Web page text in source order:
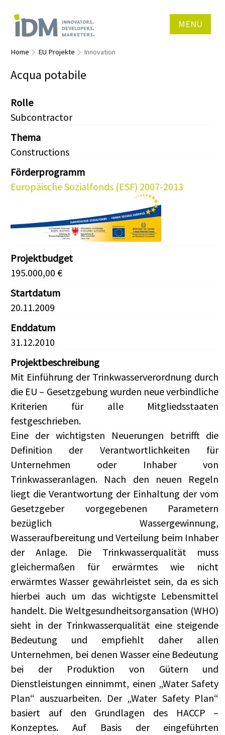
MENÜ
Home EU Projekte Innovation
Acqua potabile
Rolle
Subcontractor
Thema
Constructions
Förderprogramm
Europäische Sozialfonds (ESF) 2007-2013
Projektbudget
195.000,00 €
Startdatum
20.11.2009
Enddatum
31.12.2010
Projektbeschreibung
Mit Einführung der Trinkwasserverordnung durch
die EU – Gesetzgebung wurden neue verbindliche
Kriterien für alle Mitgliedsstaaten
festgeschrieben.
Eine der wichtigsten Neuerungen betrifft die
Definition der Verantwortlichkeiten für
Unternehmen oder Inhaber von
Trinkwasseranlagen. Nach den neuen Regeln
liegt die Verantwortung der Einhaltung der vom
Gesetzgeber vorgegebenen Parametern
bezüglich Wassergewinnung,
Wasseraufbereitung und Verteilung beim Inhaber
der Anlage. Die Trinkwasserqualität muss
gleichermaßen für erwärmtes wie nicht
erwärmtes Wasser gewährleistet sein, da es sich
hierbei auch um das wichtigste Lebensmittel
handelt. Die Weltgesundheitsorgansation (WHO)
sieht in der Trinkwasserqualität eine steigende
Bedeutung und empfiehlt daher allen
Unternehmen, bei denen Wasser eine Bedeutung
bei der Produktion von Gütern und
Dienstleistungen einnimmt, einen „Water Safety
Plan“ auszuarbeiten. Der „Water Safety Plan“
basiert auf den Grundlagen des HACCP –
Konzeptes. Auf Basis der eingeführten